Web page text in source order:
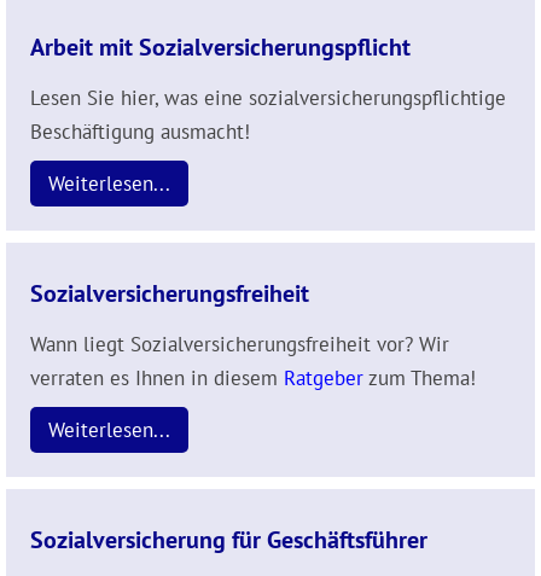
Arbeit mit Sozialversicherungspflicht
Lesen Sie hier, was eine sozialversicherungspflichtige
Beschäftigung ausmacht!
Weiterlesen...
Sozialversicherungsfreiheit
Wann liegt Sozialversicherungsfreiheit vor? Wir
verraten es Ihnen in diesem Ratgeberzum Thema!
Weiterlesen...
Sozialversicherung für Geschäftsführer